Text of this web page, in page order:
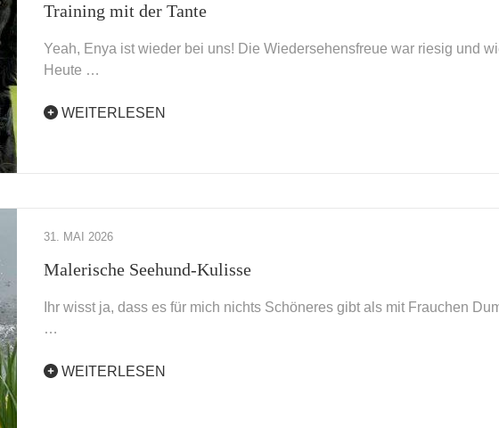
Training mit der Tante
Yeah, Enya ist wieder bei uns! Die Wiedersehensfreue war riesig und
Heute …
WEITERLESEN
31. MAI 2026
Malerische Seehund-Kulisse
Ihr wisst ja, dass es für mich nichts Schöneres gibt als mit Frauchen
…
WEITERLESEN